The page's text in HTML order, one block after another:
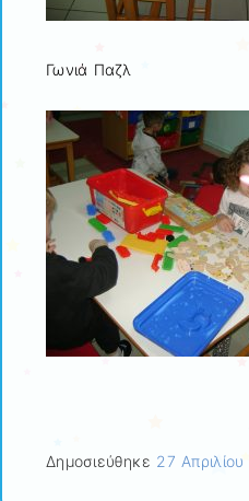
Γωνιά Παζλ
Δημοσιεύθηκε 27